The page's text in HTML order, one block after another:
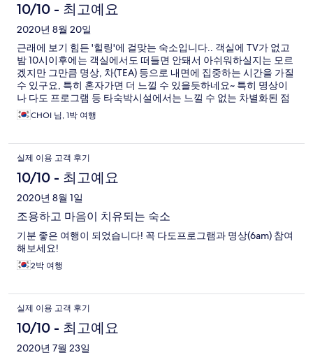
10/10 - 최고예요
2020년 8월 20일
근래에 보기 힘든 '힐링'에 걸맞는 숙소입니다.. 객실에 TV가 없고
밤 10시이후에는 객실에서도 떠들면 안돼서 아쉬워하실지는 모르
겠지만 그만큼 명상, 차(TEA) 등으로 내면에 집중하는 시간을 가질
수 있구요, 특히 혼자가면 더 느낄 수 있을듯하네요~ 특히 명상이
나 다도 프로그램 등 타숙박시설에서는 느낄 수 없는 차별화된 점
이 매력적입니다.. 혼자 or 가족끼리 조용하게 보내기 최적화된 곳
입니다
CHOI 님, 1박 여행
실제 이용 고객 후기
10/10 - 최고예요
2020년 8월 1일
조용하고 마음이 치유되는 숙소
기분 좋은 여행이 되었습니다! 꼭 다도프로그램과 명상(6am) 참여
해보세요!
2박 여행
실제 이용 고객 후기
10/10 - 최고예요
2020년 7월 23일